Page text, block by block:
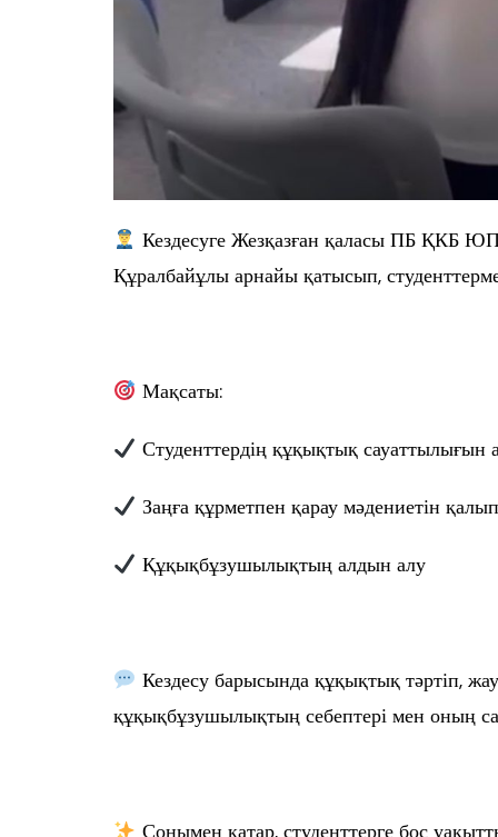
Кездесуге Жезқазған қаласы ПБ ҚКБ
Құралбайұлы арнайы қатысып,
Мақсаты:
Студенттердің құқықтық сауаттылығын
Заңға құрметпен қарау мәдениетін
Құқықбұзушылықтың алдын алу
Кездесу барысында құқықтық тәртіп,
құқықбұзушылықтың себептері мен оның
Сонымен қатар, студенттерге бос